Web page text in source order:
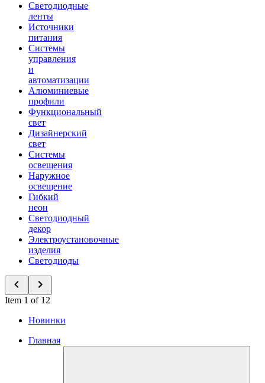
Светодиодные
ленты
Источники
питания
Системы
управления
и
автоматизации
Алюминиевые
профили
Функциональный
свет
Дизайнерский
свет
Системы
освещения
Наружное
освещение
Гибкий
неон
Светодиодный
декор
Электроустановочные
изделия
Светодиоды
Item 1 of 12
Новинки
Главная